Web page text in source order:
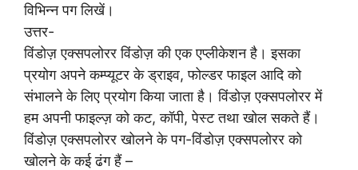
विभिन्न पग लिखें।
उत्तर-
विंडोज़ एक्सपलोरर विंडोज़ की एक एप्लीकेशन है। इसका
प्रयोग अपने कम्प्यूटर के ड्राइव, फोल्डर फाइल आदि को
संभालने के लिए प्रयोग किया जाता है। विंडोज़ एक्सपलोरर में
हम अपनी फाइल्ज़ को कट, कॉपी, पेस्ट तथा खोल सकते हैं।
विंडोज़ एक्सपलोरर खोलने के पग-विंडोज़ एक्सपलोरर को
खोलने के कई ढंग हैं –